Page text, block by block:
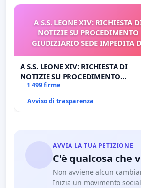
A S.S. LEONE XIV: RICHIESTA
NOTIZIE SU PROCEDIMENTO
GIUDIZIARIO SEDE IMPEDITA
A S.S. LEONE XIV: RICHIESTA DI
NOTIZIE SU PROCEDIMENTO
GIUDIZIARIO SEDE IMPEDITA DI
BENEDETTO XVI
1 499 firme
Avviso di trasparenza
AVVIA LA TUA PETIZIONE
C'è qualcosa che
Non avviene alcun
Inizia un movimento